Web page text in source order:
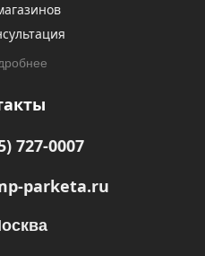
727-0007
parketa.ru